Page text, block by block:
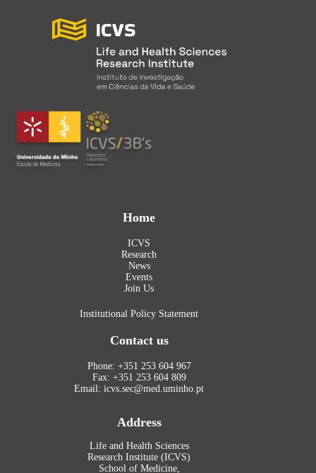
Home
ICVS
Research
News
Events
Join Us
Institutional Policy Statement
Contact us
Phone: +351 253 604 967
Fax: +351 253 604 809
Email: icvs.sec@med.uminho.pt
Address
Life and Health Sciences
Research Institute (ICVS)
School of Medicine,